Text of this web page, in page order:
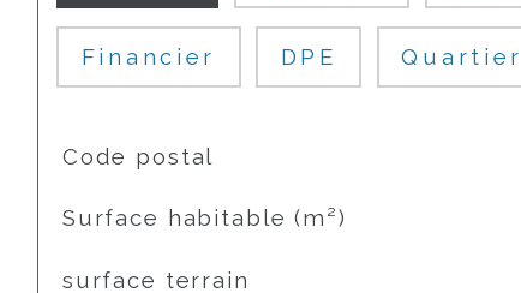
Financier DPE Quartier
TRAD_SIROCCO_Caracteristique
Code postal
Surface habitable (m²)
surface terrain